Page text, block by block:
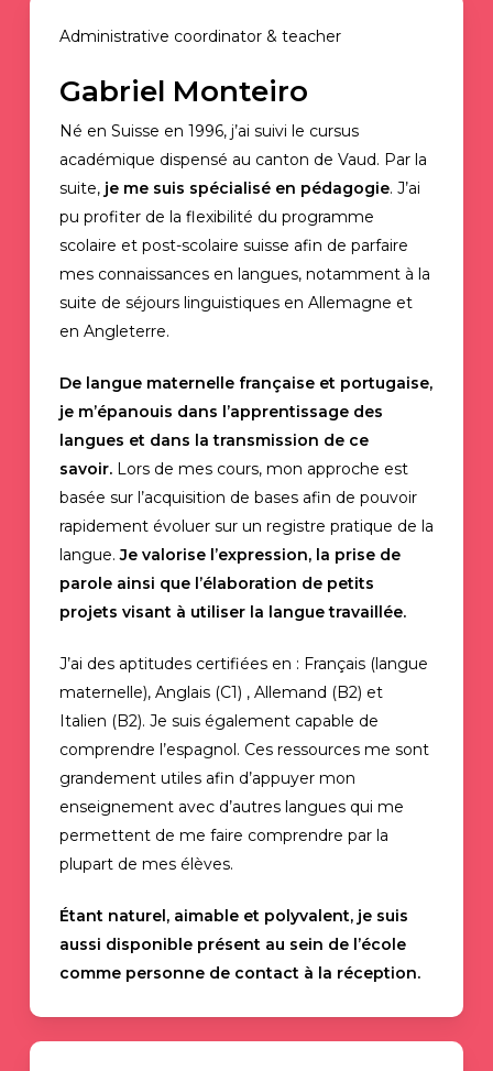
Administrative coordinator & teacher
Gabriel Monteiro
Né en Suisse en 1996, j’ai suivi le cursus
académique dispensé au canton de Vaud. Par la
suite, je me suis spécialisé en pédagogie. J’ai
pu profiter de la flexibilité du programme
scolaire et post-scolaire suisse afin de parfaire
mes connaissances en langues, notamment à la
suite de séjours linguistiques en Allemagne et
en Angleterre.
De langue maternelle française et portugaise,
je m’épanouis dans l’apprentissage des
langues et dans la transmission de ce
savoir.Lors de mes cours, mon approche est
basée sur l’acquisition de bases afin de pouvoir
rapidement évoluer sur un registre pratique de la
langue.Je valorise l’expression, la prise de
parole ainsi que l’élaboration de petits
projets visant à utiliser la langue travaillée.
J’ai des aptitudes certifiées en : Français (langue
maternelle), Anglais (C1) , Allemand (B2) et
Italien (B2). Je suis également capable de
comprendre l’espagnol. Ces ressources me sont
grandement utiles afin d’appuyer mon
enseignement avec d’autres langues qui me
permettent de me faire comprendre par la
plupart de mes élèves.
Étant naturel, aimable et polyvalent, je suis
aussi disponible présent au sein de l’école
comme personne de contact à la réception.